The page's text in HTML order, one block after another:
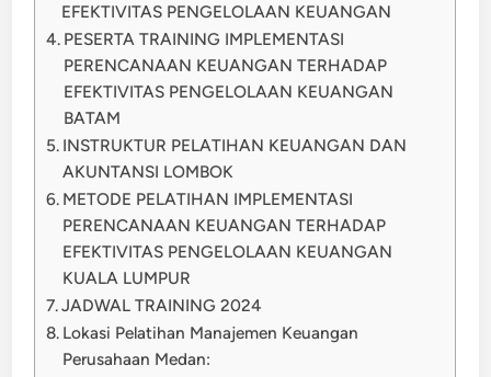
EFEKTIVITAS PENGELOLAAN KEUANGAN
PESERTA TRAINING IMPLEMENTASI
PERENCANAAN KEUANGAN TERHADAP
EFEKTIVITAS PENGELOLAAN KEUANGAN
BATAM
INSTRUKTUR PELATIHAN KEUANGAN DAN
AKUNTANSI LOMBOK
METODE PELATIHAN IMPLEMENTASI
PERENCANAAN KEUANGAN TERHADAP
EFEKTIVITAS PENGELOLAAN KEUANGAN
KUALA LUMPUR
JADWAL TRAINING 2024
Lokasi Pelatihan Manajemen Keuangan
Perusahaan Medan: